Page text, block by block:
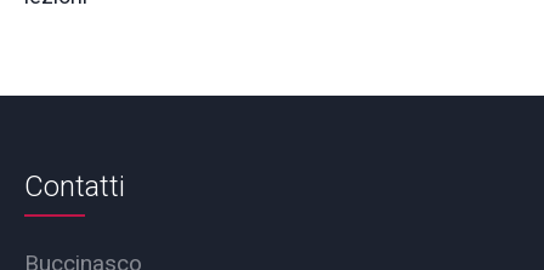
Contatti
Buccinasco